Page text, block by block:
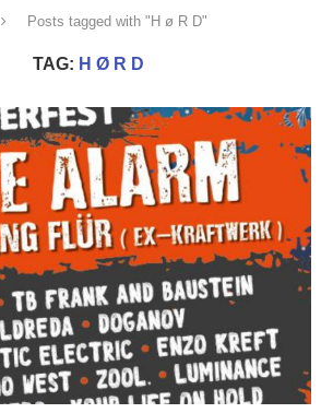
Posts tagged with "H ø R D"
TAG: H Ø R D